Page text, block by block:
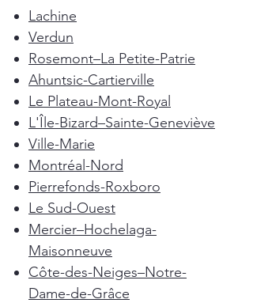
Lachine
Verdun
Rosemont–La Petite-Patrie
Ahuntsic-Cartierville
Le Plateau-Mont-Royal
L'Île-Bizard–Sainte-Geneviève
Ville-Marie
Montréal-Nord
Pierrefonds-Roxboro
Le Sud-Ouest
Mercier–Hochelaga-
Maisonneuve
Côte-des-Neiges–Notre-
Dame-de-Grâce